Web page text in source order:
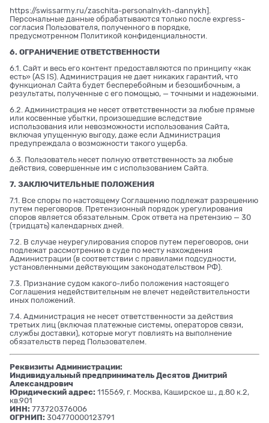
https://swissarmy.ru/zaschita-personalnykh-dannykh].
Персональные данные обрабатываются только после express-
согласия Пользователя, полученного в порядке,
предусмотренном Политикой конфиденциальности.
6. ОГРАНИЧЕНИЕ ОТВЕТСТВЕННОСТИ
6.1. Сайт и весь его контент предоставляются по принципу «как
есть» (AS IS). Администрация не дает никаких гарантий, что
функционал Сайта будет бесперебойным и безошибочным, а
результаты, полученные с его помощью, — точными и надежными.
6.2. Администрация не несет ответственности за любые прямые
или косвенные убытки, произошедшие вследствие
использования или невозможности использования Сайта,
включая упущенную выгоду, даже если Администрация
предупреждала о возможности такого ущерба.
6.3. Пользователь несет полную ответственность за любые
действия, совершенные им с использованием Сайта.
7. ЗАКЛЮЧИТЕЛЬНЫЕ ПОЛОЖЕНИЯ
7.1. Все споры по настоящему Соглашению подлежат разрешению
путем переговоров. Претензионный порядок урегулирования
споров является обязательным. Срок ответа на претензию — 30
(тридцать) календарных дней.
7.2. В случае неурегулирования споров путем переговоров, они
подлежат рассмотрению в суде по месту нахождения
Администрации (в соответствии с правилами подсудности,
установленными действующим законодательством РФ).
7.3. Признание судом какого-либо положения настоящего
Соглашения недействительным не влечет недействительности
иных положений.
7.4. Администрация не несет ответственности за действия
третьих лиц (включая платежные системы, операторов связи,
службы доставки), которые могут повлиять на выполнение
обязательств перед Пользователем.
Реквизиты Администрации:
Индивидуальный предприниматель Десятов Дмитрий
Александрович
Юридический адрес: 115569, г. Москва, Каширское ш., д.80 к.2,
кв.901
ИНН: 773720376006
ОГРНИП: 304770000123791